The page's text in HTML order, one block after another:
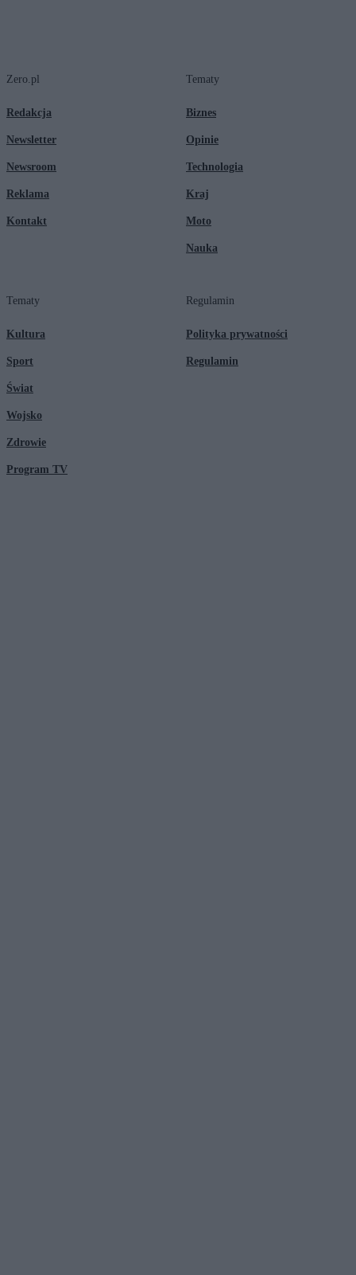
Zero.pl
Redakcja
Newsletter
Newsroom
Reklama
Kontakt
Tematy
Biznes
Opinie
Technologia
Kraj
Moto
Nauka
Tematy
Kultura
Sport
Świat
Wojsko
Zdrowie
Program TV
Regulamin
Polityka prywatności
Regulamin